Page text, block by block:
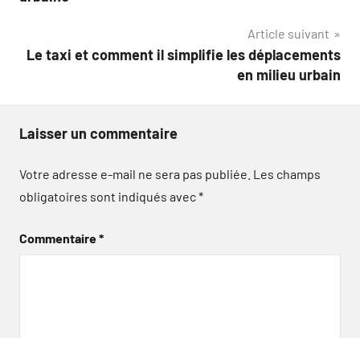
Article suivant
Le taxi et comment il simplifie les déplacements
en milieu urbain
Laisser un commentaire
Votre adresse e-mail ne sera pas publiée. Les champs
obligatoires sont indiqués avec*
Commentaire*